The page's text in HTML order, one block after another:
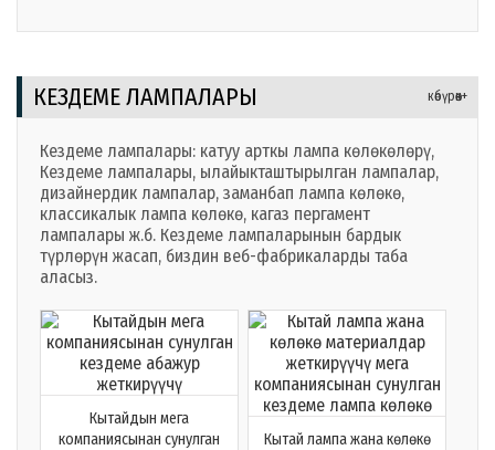
ЧАМЫР Көлөкөсү
кездемелери SUPPLIER MG
КЕЗДЕМЕ ЛАМПАЛАРЫ көбүрөөк+
Кездеме лампалары: катуу арткы лампа көлөкөлөрү,
Кездеме лампалары, ылайыкташтырылган лампалар,
дизайнердик лампалар, заманбап лампа көлөкө,
классикалык лампа көлөкө, кагаз пергамент
лампалары ж.б. Кездеме лампаларынын бардык
түрлөрүн жасап, биздин веб-фабрикаларды таба
аласыз.
Кытайдын мега
компаниясынан сунулган
Кытай лампа жана көлөкө